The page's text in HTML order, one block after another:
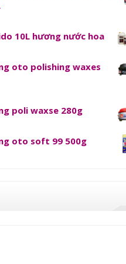
10L hương nước hoa
oto polishing waxes
poli waxse 280g
oto soft 99 500g